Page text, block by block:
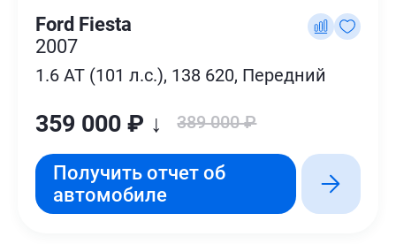
Ford Fiesta
2007
1.6 AT (101 л.с.), 138 620, Передний
359 000 ₽ ↓ 389 000 ₽
Получить отчет об
автомобиле